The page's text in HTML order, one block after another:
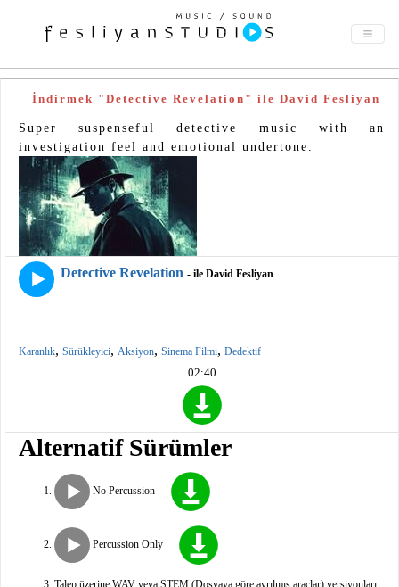
İndirmek "Detective Revelation" ile David Fesliyan
Super suspenseful detective music with an
investigation feel and emotional undertone.
Detective Revelation - ile David Fesliyan
Karanlık, Sürükleyici, Aksiyon, Sinema Filmi, Dedektif
02:40
Alternatif Sürümler
No Percussion
Percussion Only
Talep üzerine WAV veya STEM (Dosyaya göre ayrılmış araçlar) versiyonları